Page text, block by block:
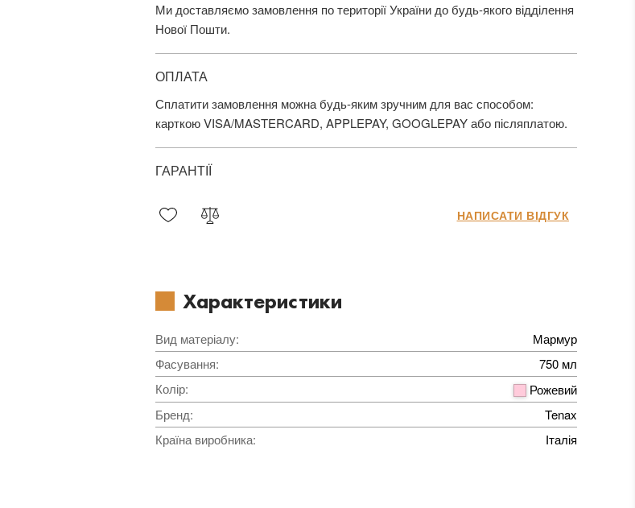
Ми доставляємо замовлення по території України до будь-якого відділення
Нової Пошти.
ОПЛАТА
Сплатити замовлення можна будь-яким зручним для вас способом:
карткою VISA/MASTERCARD, APPLEPAY, GOOGLEPAY або післяплатою.
ГАРАНТІЇ
НАПИСАТИ ВІДГУК
Характеристики
Вид матеріалу:
Мармур
Фасування:
750 мл
Колір:
Рожевий
Бренд:
Tenax
Країна виробника: Італія